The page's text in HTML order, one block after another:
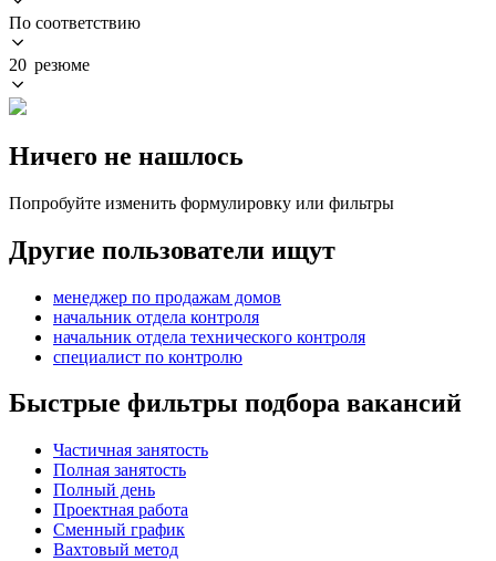
По соответствию
20 резюме
Ничего не нашлось
Попробуйте изменить формулировку или фильтры
Другие пользователи ищут
менеджер по продажам домов
начальник отдела контроля
начальник отдела технического контроля
специалист по контролю
Быстрые фильтры подбора вакансий
Частичная занятость
Полная занятость
Полный день
Проектная работа
Сменный график
Вахтовый метод